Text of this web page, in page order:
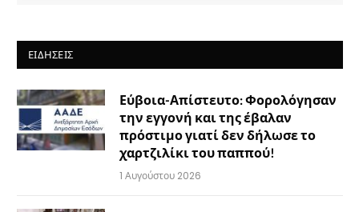
ΕΙΔΉΣΕΙΣ
Εύβοια-Απίστευτο: Φορολόγησαν
την εγγονή και της έβαλαν
πρόστιμο γιατί δεν δήλωσε το
χαρτζιλίκι του παππού!
1 Αυγούστου 2026